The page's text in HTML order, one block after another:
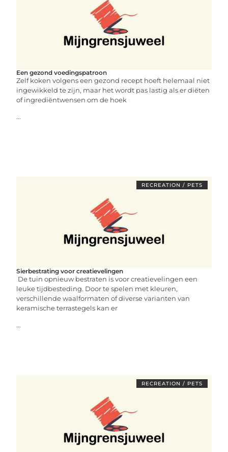
Een gezond voedingspatroon
Zelf koken volgens een gezond recept hoeft helemaal niet
ingewikkeld te zijn, maar het wordt pas lastig als er diëten
of ingrediëntwensen om de hoek
...
RECREATION / PETS
Sierbestrating voor creatievelingen
De tuin opnieuw bestraten is voor creatievelingen een
leuke tijdbesteding. Door te spelen met kleuren,
verschillende waalformaten of diverse varianten van
keramische terrastegels kan er
...
RECREATION / PETS